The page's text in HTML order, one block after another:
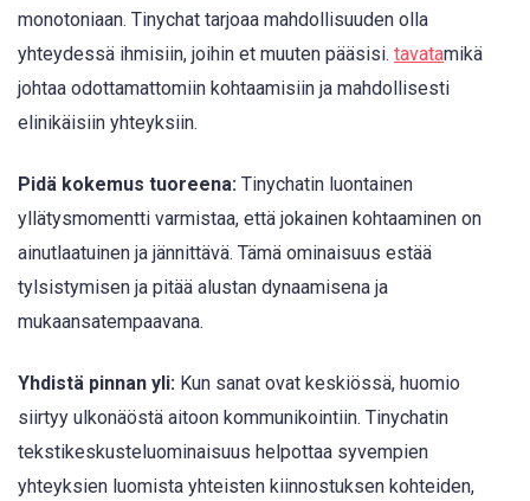
monotoniaan. Tinychat tarjoaa mahdollisuuden olla
yhteydessä ihmisiin, joihin et muuten pääsisi. tavatamikä
johtaa odottamattomiin kohtaamisiin ja mahdollisesti
elinikäisiin yhteyksiin.
Pidä kokemus tuoreena: Tinychatin luontainen
yllätysmomentti varmistaa, että jokainen kohtaaminen on
ainutlaatuinen ja jännittävä. Tämä ominaisuus estää
tylsistymisen ja pitää alustan dynaamisena ja
mukaansatempaavana.
Yhdistä pinnan yli: Kun sanat ovat keskiössä, huomio
siirtyy ulkonäöstä aitoon kommunikointiin. Tinychatin
tekstikeskusteluominaisuus helpottaa syvempien
yhteyksien luomista yhteisten kiinnostuksen kohteiden,